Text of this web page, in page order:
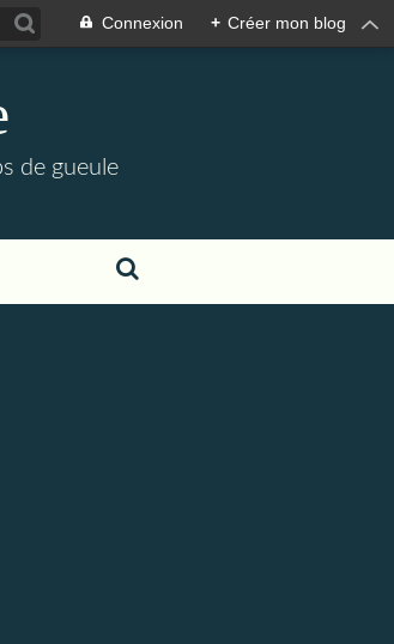
Connexion + Créer mon blog
de gueule